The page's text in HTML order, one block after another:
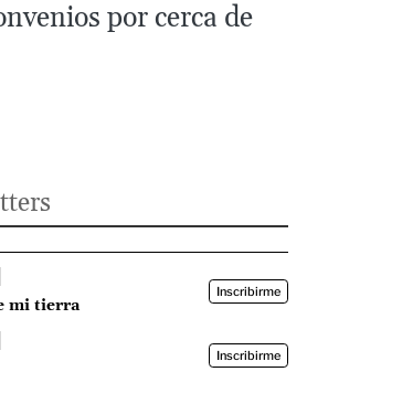
por cerca de
mi tierra
Inscribirme
Inscribirme